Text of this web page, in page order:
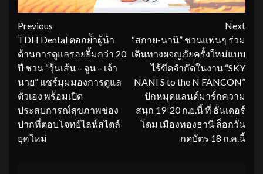
Continue
Reading
Previous
TDH Dental ตอกย้ำผู้นำ
ด้านการดูแลรอยยิ้มกว่า 20
ปี ชวน “วุ้นเส้น – จูน – เจ้า
นาย” แชร์มุมมองการดูแล
ตัวเอง พร้อมเปิด
ประสบการณ์สุขภาพช่อง
ปากที่ตอบโจทย์ไลฟ์สไตล์
ยุคใหม่
Next
“สกาย-นานิ” ชวนแฟนๆ ร่วม
เดินทางผจญภัยครั้งใหม่แบบ
ไร้ขีดจำกัดในงาน “SKY
NANI S to the N FANCON”
ปักหมุดแลนด์มาร์กความ
สนุก 19-20 ก.ย.นี้ ที่ ธันเดอร์
โดม เมืองทองธานี ล็อกวัน
กดบัตร 18 ก.ค.นี้